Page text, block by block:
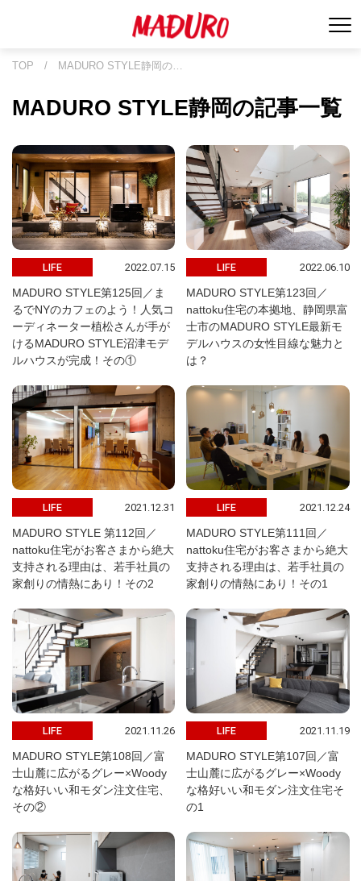
TOP / MADURO STYLE静岡の…
MADURO STYLE静岡の記事一覧
LIFE 2022.07.15
MADURO STYLE第125回／ま
るでNYのカフェのよう！人気コ
ーディネーター植松さんが手が
けるMADURO STYLE沼津モデ
ルハウスが完成！その①
LIFE 2022.06.10
MADURO STYLE第123回／
nattoku住宅の本拠地、静岡県富
士市のMADURO STYLE最新モ
デルハウスの女性目線な魅力と
は？
LIFE 2021.12.31
MADURO STYLE 第112回／
nattoku住宅がお客さまから絶大
支持される理由は、若手社員の
家創りの情熱にあり！その2
LIFE 2021.12.24
MADURO STYLE第111回／
nattoku住宅がお客さまから絶大
支持される理由は、若手社員の
家創りの情熱にあり！その1
LIFE 2021.11.26
MADURO STYLE第108回／富
士山麓に広がるグレー×Woody
な格好いい和モダン注文住宅、
その②
LIFE 2021.11.19
MADURO STYLE第107回／富
士山麓に広がるグレー×Woody
な格好いい和モダン注文住宅そ
の1